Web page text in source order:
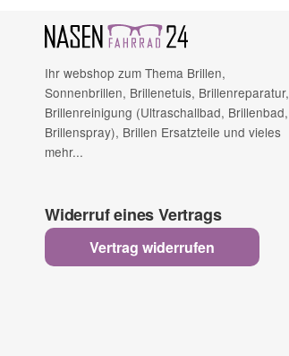
Ihr webshop zum Thema Brillen,
Sonnenbrillen, Brillenetuis, Brillenreparatur,
Brillenreinigung (Ultraschallbad, Brillenbad,
Brillenspray), Brillen Ersatzteile und vieles
mehr...
Widerruf eines Vertrags
Vertrag widerrufen